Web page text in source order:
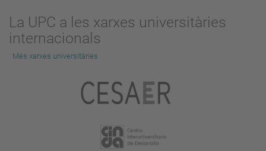
La UPC a les xarxes universitàries
internacionals
Més xarxes universitàries